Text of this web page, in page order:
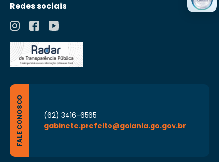
Redes sociais
FALE CONOSCO
(62) 3416-6565
gabinete.prefeito@goiania.go.gov.br